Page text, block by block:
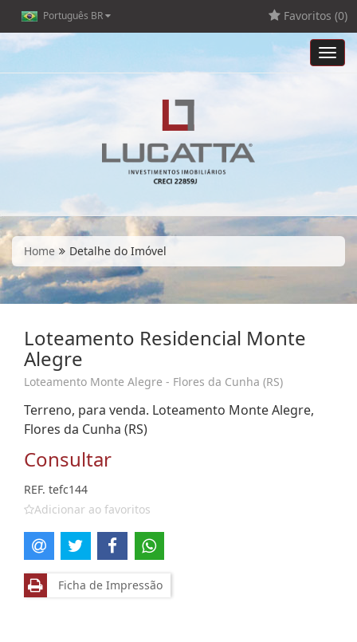
Português BR Favoritos (0)
Home Detalhe do Imóvel
Loteamento Residencial Monte
Alegre
Loteamento Monte Alegre - Flores da Cunha (RS)
Terreno, para venda. Loteamento Monte Alegre,
Flores da Cunha (RS)
Consultar
REF. tefc144
Adicionar ao favoritos
Ficha de Impressão